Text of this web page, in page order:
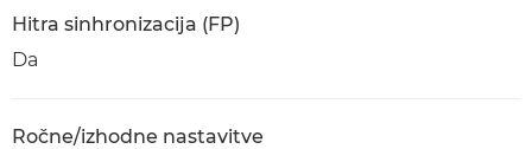
Hitra sinhronizacija (FP)
Da
Ročne/izhodne nastavitve